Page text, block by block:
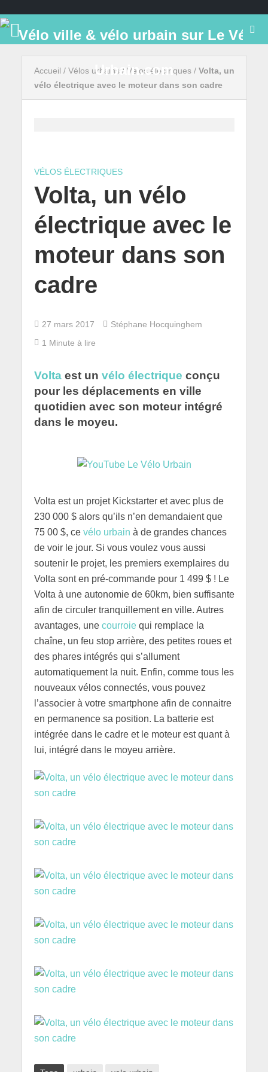
Accueil / Vélos urbains / Vélos électriques/ Volta, un
vélo électrique avec le moteur dans son cadre
VÉLOS ÉLECTRIQUES
Volta, un vélo
électrique avec le
moteur dans son
cadre
27 mars 2017
Stéphane Hocquinghem
1 Minute à lire
Voltaest un vélo électrique conçu
pour les déplacements en ville
quotidien avec son moteur intégré
dans le moyeu.
Volta est un projet Kickstarter et avec plus de
230 000 $ alors qu’ils n’en demandaient que
75 00 $, ce vélo urbain à de grandes chances
de voir le jour. Si vous voulez vous aussi
soutenir le projet, les premiers exemplaires du
Volta sont en pré-commande pour 1 499 $ ! Le
Volta à une autonomie de 60km, bien suffisante
afin de circuler tranquillement en ville. Autres
avantages, une courroiequi remplace la
chaîne, un feu stop arrière, des petites roues et
des phares intégrés qui s’allument
automatiquement la nuit. Enfin, comme tous les
nouveaux vélos connectés, vous pouvez
l’associer à votre smartphone afin de connaitre
en permanence sa position. La batterie est
intégrée dans le cadre et le moteur est quant à
lui, intégré dans le moyeu arrière.